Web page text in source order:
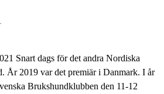
Snart dags för det andra Nordiska
År 2019 var det premiär i Danmark. I år
Brukshundklubben den 11-12